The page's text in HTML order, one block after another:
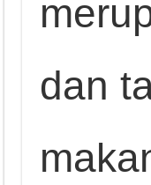
dan